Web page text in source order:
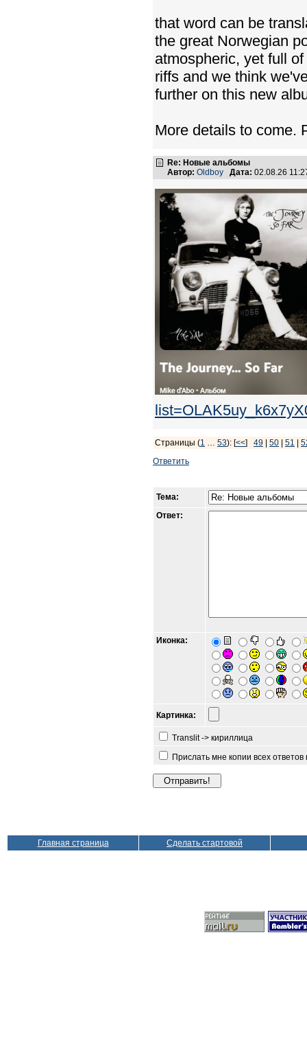
that word can be
the great Norwegian
atmospheric, yet full
riffs and we think
further on this new
More details to come.
Re: Новые альбомы
Автор: Oldboy Дата: 02.08.26
Страницы (1 … 53): [<<] 49 50 51
Ответить
Тема:
Ответ:
Иконка:
Картинка:
Translit -> кириллица
Прислать мне копии всех
Главная страница Сделать стартовой